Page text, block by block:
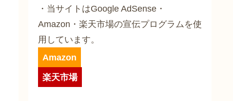
・当サイトはGoogle AdSense・
Amazon・楽天市場の宣伝プログラムを使
用しています。
Amazon
楽天市場